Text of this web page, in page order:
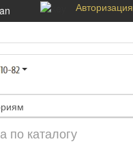
Авторизация